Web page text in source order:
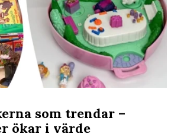
som trendar –
ökar i värde